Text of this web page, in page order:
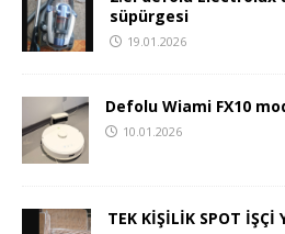
süpürgesi
19.01.2026
Defolu Wiami FX10
10.01.2026
TEK KİŞİLİK SPOT İŞÇİ